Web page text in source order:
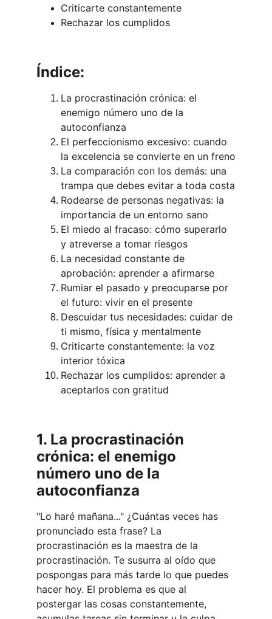
Criticarte constantemente
Rechazar los cumplidos
Índice:
La procrastinación crónica: el
enemigo número uno de la
autoconfianza
El perfeccionismo excesivo: cuando
la excelencia se convierte en un freno
La comparación con los demás: una
trampa que debes evitar a toda costa
Rodearse de personas negativas: la
importancia de un entorno sano
El miedo al fracaso: cómo superarlo
y atreverse a tomar riesgos
La necesidad constante de
aprobación: aprender a afirmarse
Rumiar el pasado y preocuparse por
el futuro: vivir en el presente
Descuidar tus necesidades: cuidar de
ti mismo, física y mentalmente
Criticarte constantemente: la voz
interior tóxica
Rechazar los cumplidos: aprender a
aceptarlos con gratitud
1. La procrastinación
crónica: el enemigo
número uno de la
autoconfianza
"Lo haré mañana..." ¿Cuántas veces has
pronunciado esta frase? La
procrastinación es la maestra de la
procrastinación. Te susurra al oído que
pospongas para más tarde lo que puedes
hacer hoy. El problema es que al
postergar las cosas constantemente,